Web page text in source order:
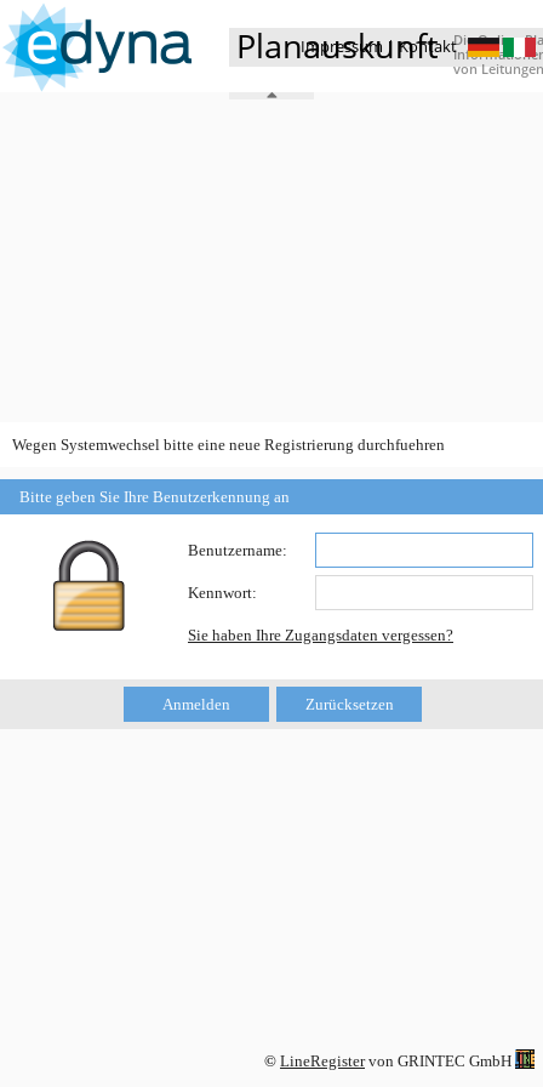
Planauskunft
Die Online-
von
Impressum |Kontakt
Wegen Systemwechsel bitte eine neue Registrierung durchfuehren
Bitte geben Sie Ihre Benutzerkennung an
Benutzername:
Kennwort:
Sie haben Ihre Zugangsdaten vergessen?
Anmelden Zurücksetzen
© LineRegistervon GRINTEC GmbH